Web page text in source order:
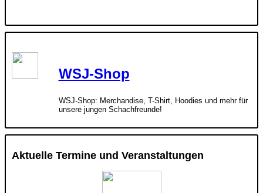
WSJ-Shop
WSJ-Shop: Merchandise, T-Shirt, Hoodies und mehr für
unsere jungen Schachfreunde!
Aktuelle Termine und Veranstaltungen